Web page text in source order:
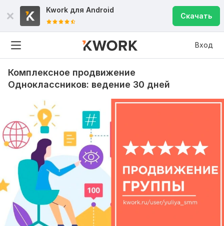
Kwork для Android
Скачать
Вход
Комплексное продвижение
Одноклассников: ведение 30 дней